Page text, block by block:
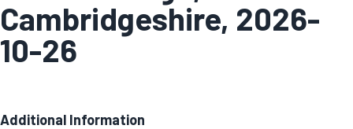
Cambridgeshire, 2026-
10-26
Additional Information